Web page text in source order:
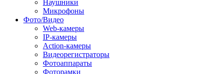
Наушники
Микрофоны
Фото/Видео
Web-камеры
IP-камеры
Action-камеры
Видеорегистраторы
Фотоаппараты
Фоторамки